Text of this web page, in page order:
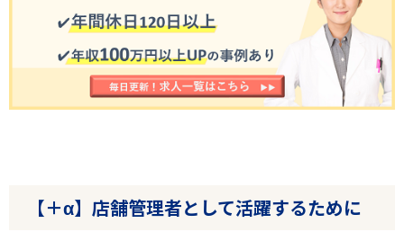
【＋α】店舗管理者として活躍するために